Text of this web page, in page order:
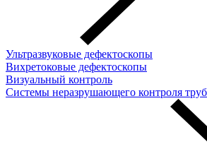
Ультразвуковые дефектоскопы
Вихретоковые дефектоскопы
Визуальный контроль
Системы неразрушающего контроля